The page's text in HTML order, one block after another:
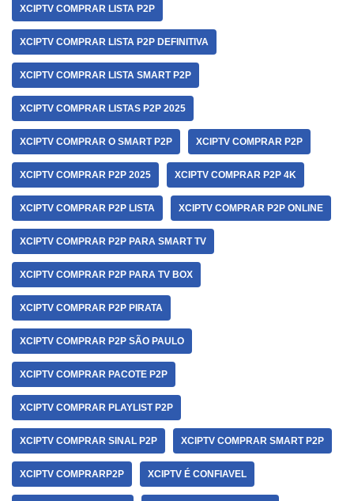
XCIPTV COMPRAR LISTA P2P
XCIPTV COMPRAR LISTA P2P DEFINITIVA
XCIPTV COMPRAR LISTA SMART P2P
XCIPTV COMPRAR LISTAS P2P 2025
XCIPTV COMPRAR O SMART P2P XCIPTV COMPRAR P2P
XCIPTV COMPRAR P2P 2025 XCIPTV COMPRAR P2P 4K
XCIPTV COMPRAR P2P LISTA XCIPTV COMPRAR P2P ONLINE
XCIPTV COMPRAR P2P PARA SMART TV
XCIPTV COMPRAR P2P PARA TV BOX
XCIPTV COMPRAR P2P PIRATA
XCIPTV COMPRAR P2P SÃO PAULO
XCIPTV COMPRAR PACOTE P2P
XCIPTV COMPRAR PLAYLIST P2P
XCIPTV COMPRAR SINAL P2P XCIPTV COMPRAR SMART P2P
XCIPTV COMPRARP2P XCIPTV É CONFIAVEL